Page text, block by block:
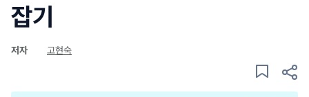
잡기
저자 고현숙